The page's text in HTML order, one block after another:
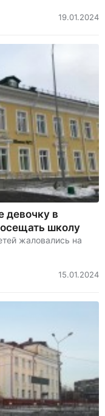
19.01.2024
девочку в
школу
жаловались на
15.01.2024